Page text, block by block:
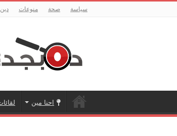
سياسة صحة منوعات دين
احنا مين